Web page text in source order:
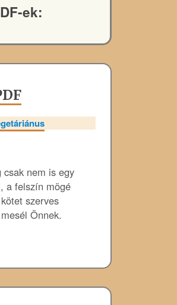
ek:
csak nem is egy
a felszín mögé
szerves
Önnek.